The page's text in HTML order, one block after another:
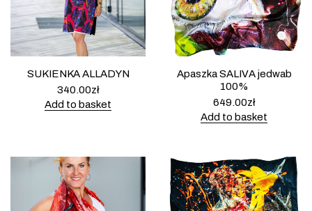
SUKIENKA ALLADYN
340.00zł
Add to basket
Apaszka SALIVA jedwab
100%
649.00zł
Add to basket